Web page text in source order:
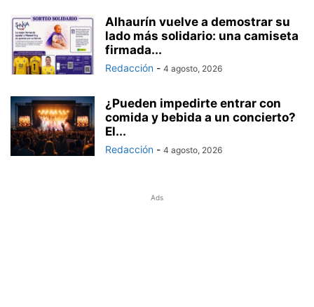
Alhaurín vuelve a demostrar su
lado más solidario: una camiseta
firmada...
Redacción - 4 agosto, 2026
¿Pueden impedirte entrar con
comida y bebida a un concierto?
El...
Redacción - 4 agosto, 2026
Ads